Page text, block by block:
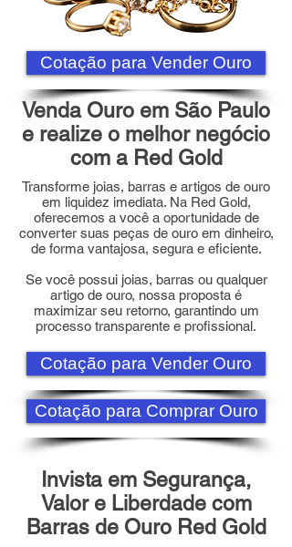
Cotação para Vender Ouro
Venda Ouro em São Paulo
e realize o melhor negócio
com a Red Gold
Transforme joias, barras e artigos de ouro
em liquidez imediata. Na Red Gold,
oferecemos a você a oportunidade de
converter suas peças de ouro em dinheiro,
de forma vantajosa, segura e eficiente.
Se você possui joias, barras ou qualquer
artigo de ouro, nossa proposta é
maximizar seu retorno, garantindo um
processo transparente e profissional.
Cotação para Vender Ouro
Cotação para Comprar Ouro
Invista em Segurança,
Valor e Liberdade com
Barras de Ouro Red Gold